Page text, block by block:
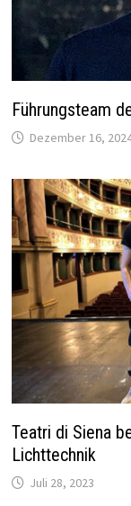
Führungsteam
Dezember 16,
Teatri di Siena
Lichttechnik
Juli 28, 2023